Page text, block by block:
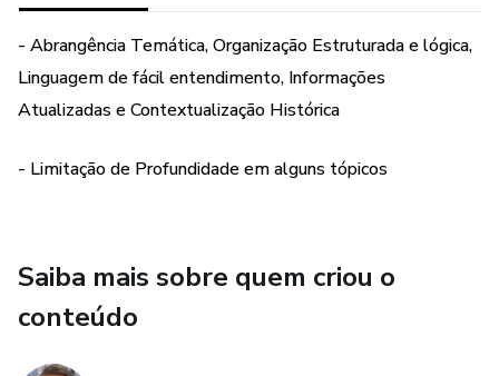
- Abrangência Temática, Organização Estruturada e lógica,
Linguagem de fácil entendimento, Informações
Atualizadas e Contextualização Histórica
- Limitação de Profundidade em alguns tópicos
Saiba mais sobre quem criou o
conteúdo